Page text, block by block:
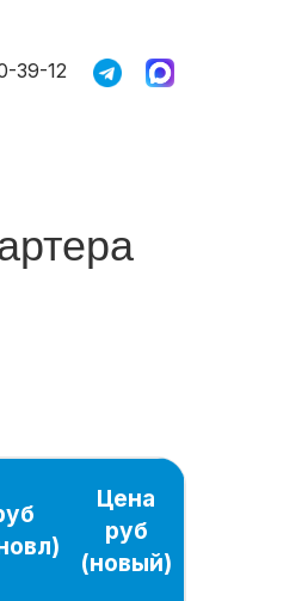
39-12
Цена
руб
(новый)